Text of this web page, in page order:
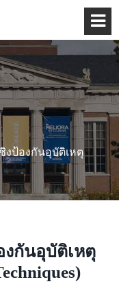
งป้องกันอุบัติเหตุ
งกันอุบัติเหตุ